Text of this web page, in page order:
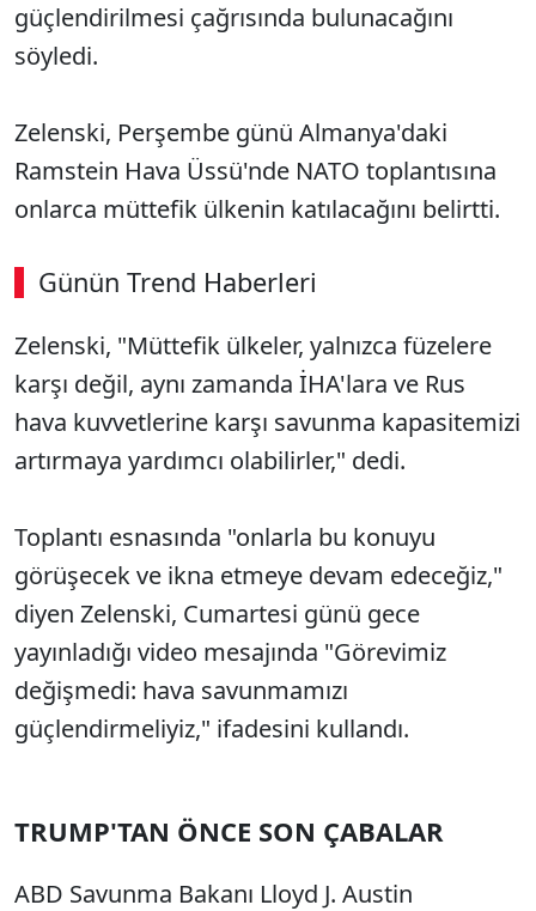
güçlendirilmesi çağrısında bulunacağını
söyledi.
Zelenski, Perşembe günü Almanya'daki
Ramstein Hava Üssü'nde NATO toplantısına
onlarca müttefik ülkenin katılacağını belirtti.
Günün Trend Haberleri
00:02 / 08:06
Sesi Aç
Zelenski, "Müttefik ülkeler, yalnızca füzelere
karşı değil, aynı zamanda İHA'lara ve Rus
hava kuvvetlerine karşı savunma kapasitemizi
artırmaya yardımcı olabilirler," dedi.
Toplantı esnasında "onlarla bu konuyu
görüşecek ve ikna etmeye devam edeceğiz,"
diyen Zelenski, Cumartesi günü gece
yayınladığı video mesajında "Görevimiz
değişmedi: hava savunmamızı
güçlendirmeliyiz," ifadesini kullandı.
TRUMP'TAN ÖNCE SON ÇABALAR
ABD Savunma Bakanı Lloyd J. Austin